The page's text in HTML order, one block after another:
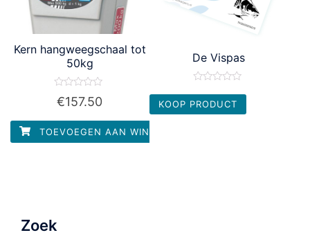
Kern hangweegschaal tot
50kg
Waardering
0
5
€157.50
TOEVOEGEN AAN WINKELWAGEN
De Vispas
0
uit
5
KOOP PRODUCT
Zoek